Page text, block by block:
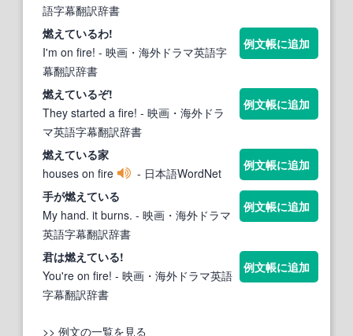
語字幕翻訳辞書
燃えているわ!
I'm on fire! - 映画・海外ドラマ英語字
幕翻訳辞書
例文帳に追加
燃えているぞ!
They started a fire! - 映画・海外ドラ
マ英語字幕翻訳辞書
例文帳に追加
燃えている家
houses on fire
- 日本語WordNet
例文帳に追加
手が燃えている
My hand. it burns. - 映画・海外ドラマ
英語字幕翻訳辞書
例文帳に追加
君は燃えている!
You're on fire! - 映画・海外ドラマ英語
字幕翻訳辞書
例文帳に追加
>> 例文の一覧を見る